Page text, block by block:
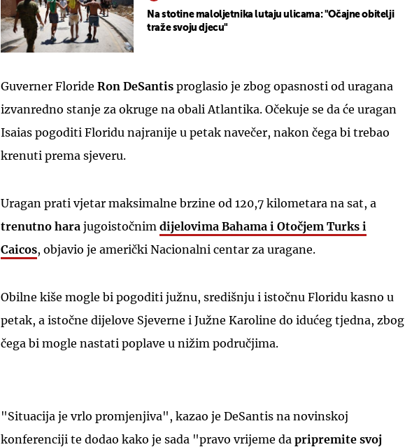
Na stotine maloljetnika lutaju ulicama: "Očajne obitelji
traže svoju djecu"
Guverner Floride Ron DeSantis proglasio je zbog opasnosti od uragana
izvanredno stanje za okruge na obali Atlantika. Očekuje se da će uragan
Isaias pogoditi Floridu najranije u petak navečer, nakon čega bi trebao
krenuti prema sjeveru.
Uragan prati vjetar maksimalne brzine od 120,7 kilometara na sat, a
trenutno hara jugoistočnim dijelovima Bahama i Otočjem Turks i
Caicos, objavio je američki Nacionalni centar za uragane.
Obilne kiše mogle bi pogoditi južnu, središnju i istočnu Floridu kasno u
petak, a istočne dijelove Sjeverne i Južne Karoline do idućeg tjedna, zbog
čega bi mogle nastati poplave u nižim područjima.
"Situacija je vrlo promjenjiva", kazao je DeSantis na novinskoj
konferenciji te dodao kako je sada "pravo vrijeme da pripremite svoj